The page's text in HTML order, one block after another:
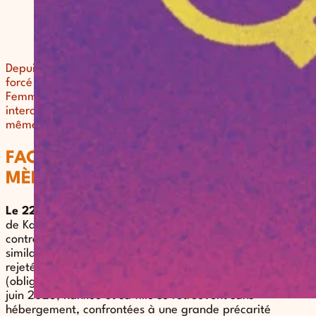
Depuis 1998, Voix de Femmes lutte contre le mariage
forcé et pour la défense de la liberté d’aimer. Voix de
Femmes est une association féministe, intersectionnelle et
interculturelle. Elle promeut le droit à disposer de soi-
même et la non-violence comme base de l’égalité.
FACE AU MARIAGE FORCÉ, UNE
MÈRE DEMANDE PROTECTION
Le 22 juillet 2025
, Ouest-France publie le témoignage
de Kankou, mariée de force dans son pays d’origine et
contrainte de fuir pour protéger sa fille d’un sort
similaire. Réfugiée en France, sa demande d’asile a été
rejetée, et elle fait aujourd’hui l’objet d’une OQTF
(obligation de quitter le territoire français). Depuis le 27
juin 2025, Kankou et sa fille se retrouvent sans
hébergement, confrontées à une grande précarité